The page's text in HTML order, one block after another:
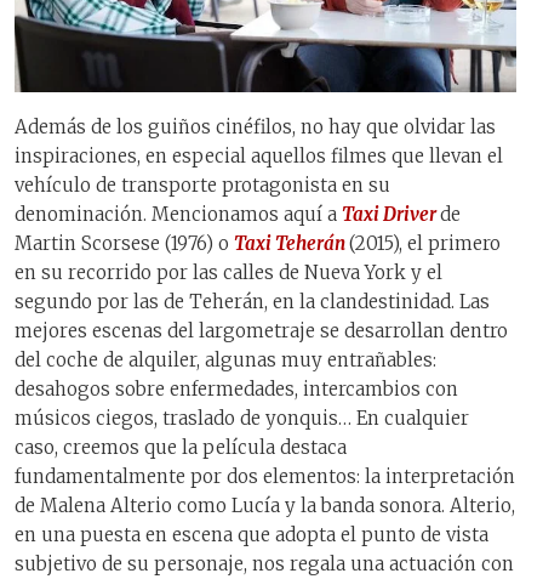
Además de los guiños cinéfilos, no hay que olvidar las
inspiraciones, en especial aquellos filmes que llevan el
vehículo de transporte protagonista en su
denominación. Mencionamos aquí a Taxi Driverde
Martin Scorsese (1976) o Taxi Teherán(2015), el primero
en su recorrido por las calles de Nueva York y el
segundo por las de Teherán, en la clandestinidad. Las
mejores escenas del largometraje se desarrollan dentro
del coche de alquiler, algunas muy entrañables:
desahogos sobre enfermedades, intercambios con
músicos ciegos, traslado de yonquis… En cualquier
caso, creemos que la película destaca
fundamentalmente por dos elementos: la interpretación
de Malena Alterio como Lucía y la banda sonora. Alterio,
en una puesta en escena que adopta el punto de vista
subjetivo de su personaje, nos regala una actuación con